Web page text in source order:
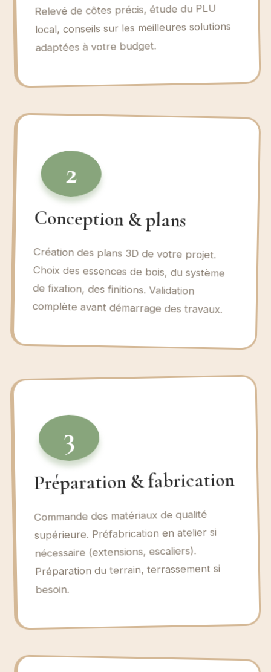
Relevé de côtes précis, étude du PLU
local, conseils sur les meilleures solutions
adaptées à votre budget.
2
Conception & plans
Création des plans 3D de votre projet.
Choix des essences de bois, du système
de fixation, des finitions. Validation
complète avant démarrage des travaux.
3
Préparation & fabrication
Commande des matériaux de qualité
supérieure. Préfabrication en atelier si
nécessaire (extensions, escaliers).
Préparation du terrain, terrassement si
besoin.